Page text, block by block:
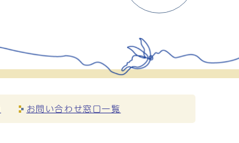
お問い合わせ窓口一覧